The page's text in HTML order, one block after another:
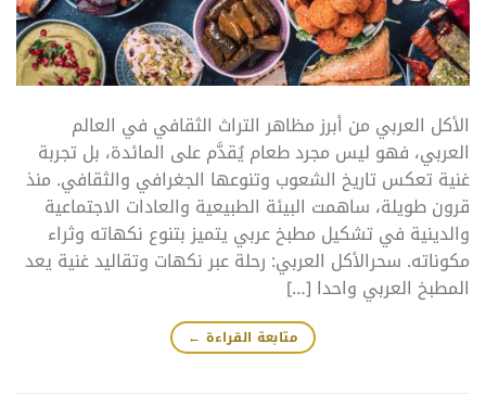
الأكل العربي من أبرز مظاهر التراث الثقافي في العالم
العربي، فهو ليس مجرد طعام يُقدَّم على المائدة، بل تجربة
غنية تعكس تاريخ الشعوب وتنوعها الجغرافي والثقافي. منذ
قرون طويلة، ساهمت البيئة الطبيعية والعادات الاجتماعية
والدينية في تشكيل مطبخ عربي يتميز بتنوع نكهاته وثراء
مكوناته. سحرالأكل العربي: رحلة عبر نكهات وتقاليد غنية يعد
المطبخ العربي واحدا […]
متابعة القراءة ←